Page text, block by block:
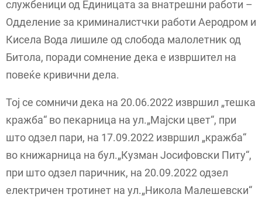
службеници од Единицата за внатрешни работи –
Одделение за криминалистчки работи Аеродром и
Кисела Вода лишиле од слобода малолетник од
Битола, поради сомнение дека е извршител на
повеќе кривични дела.
Тој се сомничи дека на 20.06.2022 извршил „тешка
кражба“ во пекарница на ул.„Мајски цвет“, при
што одзел пари, на 17.09.2022 извршил „кражба“
во книжарница на бул.„Кузман Јосифовски Питу“,
при што одзел паричник, на 20.09.2022 одзел
електричен тротинет на ул.„Никола Малешевски“